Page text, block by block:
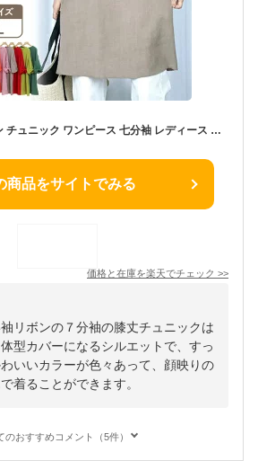
【送料無料】 袖リボン チュニック ワンピース 七分袖 レディース トップス 可愛い 半袖 シャツ 大きいサイズ L〜LL ゆったり 春 夏 きれいめ ワンピ カットソー チュニックワンピース おしゃれ 素敵 かわいい エレガント カジュアル ミセス 体型カバー 尻隠し 流行 L LL
商品をサイトでみる
価格と在庫を楽天でチェック >>
リボンの７分袖の膝丈チュニックは
型カバーになるシルエットで、すっ
いいカラーが色々あって、顔映りの
着ることができます。
のおすすめコメント（5件）